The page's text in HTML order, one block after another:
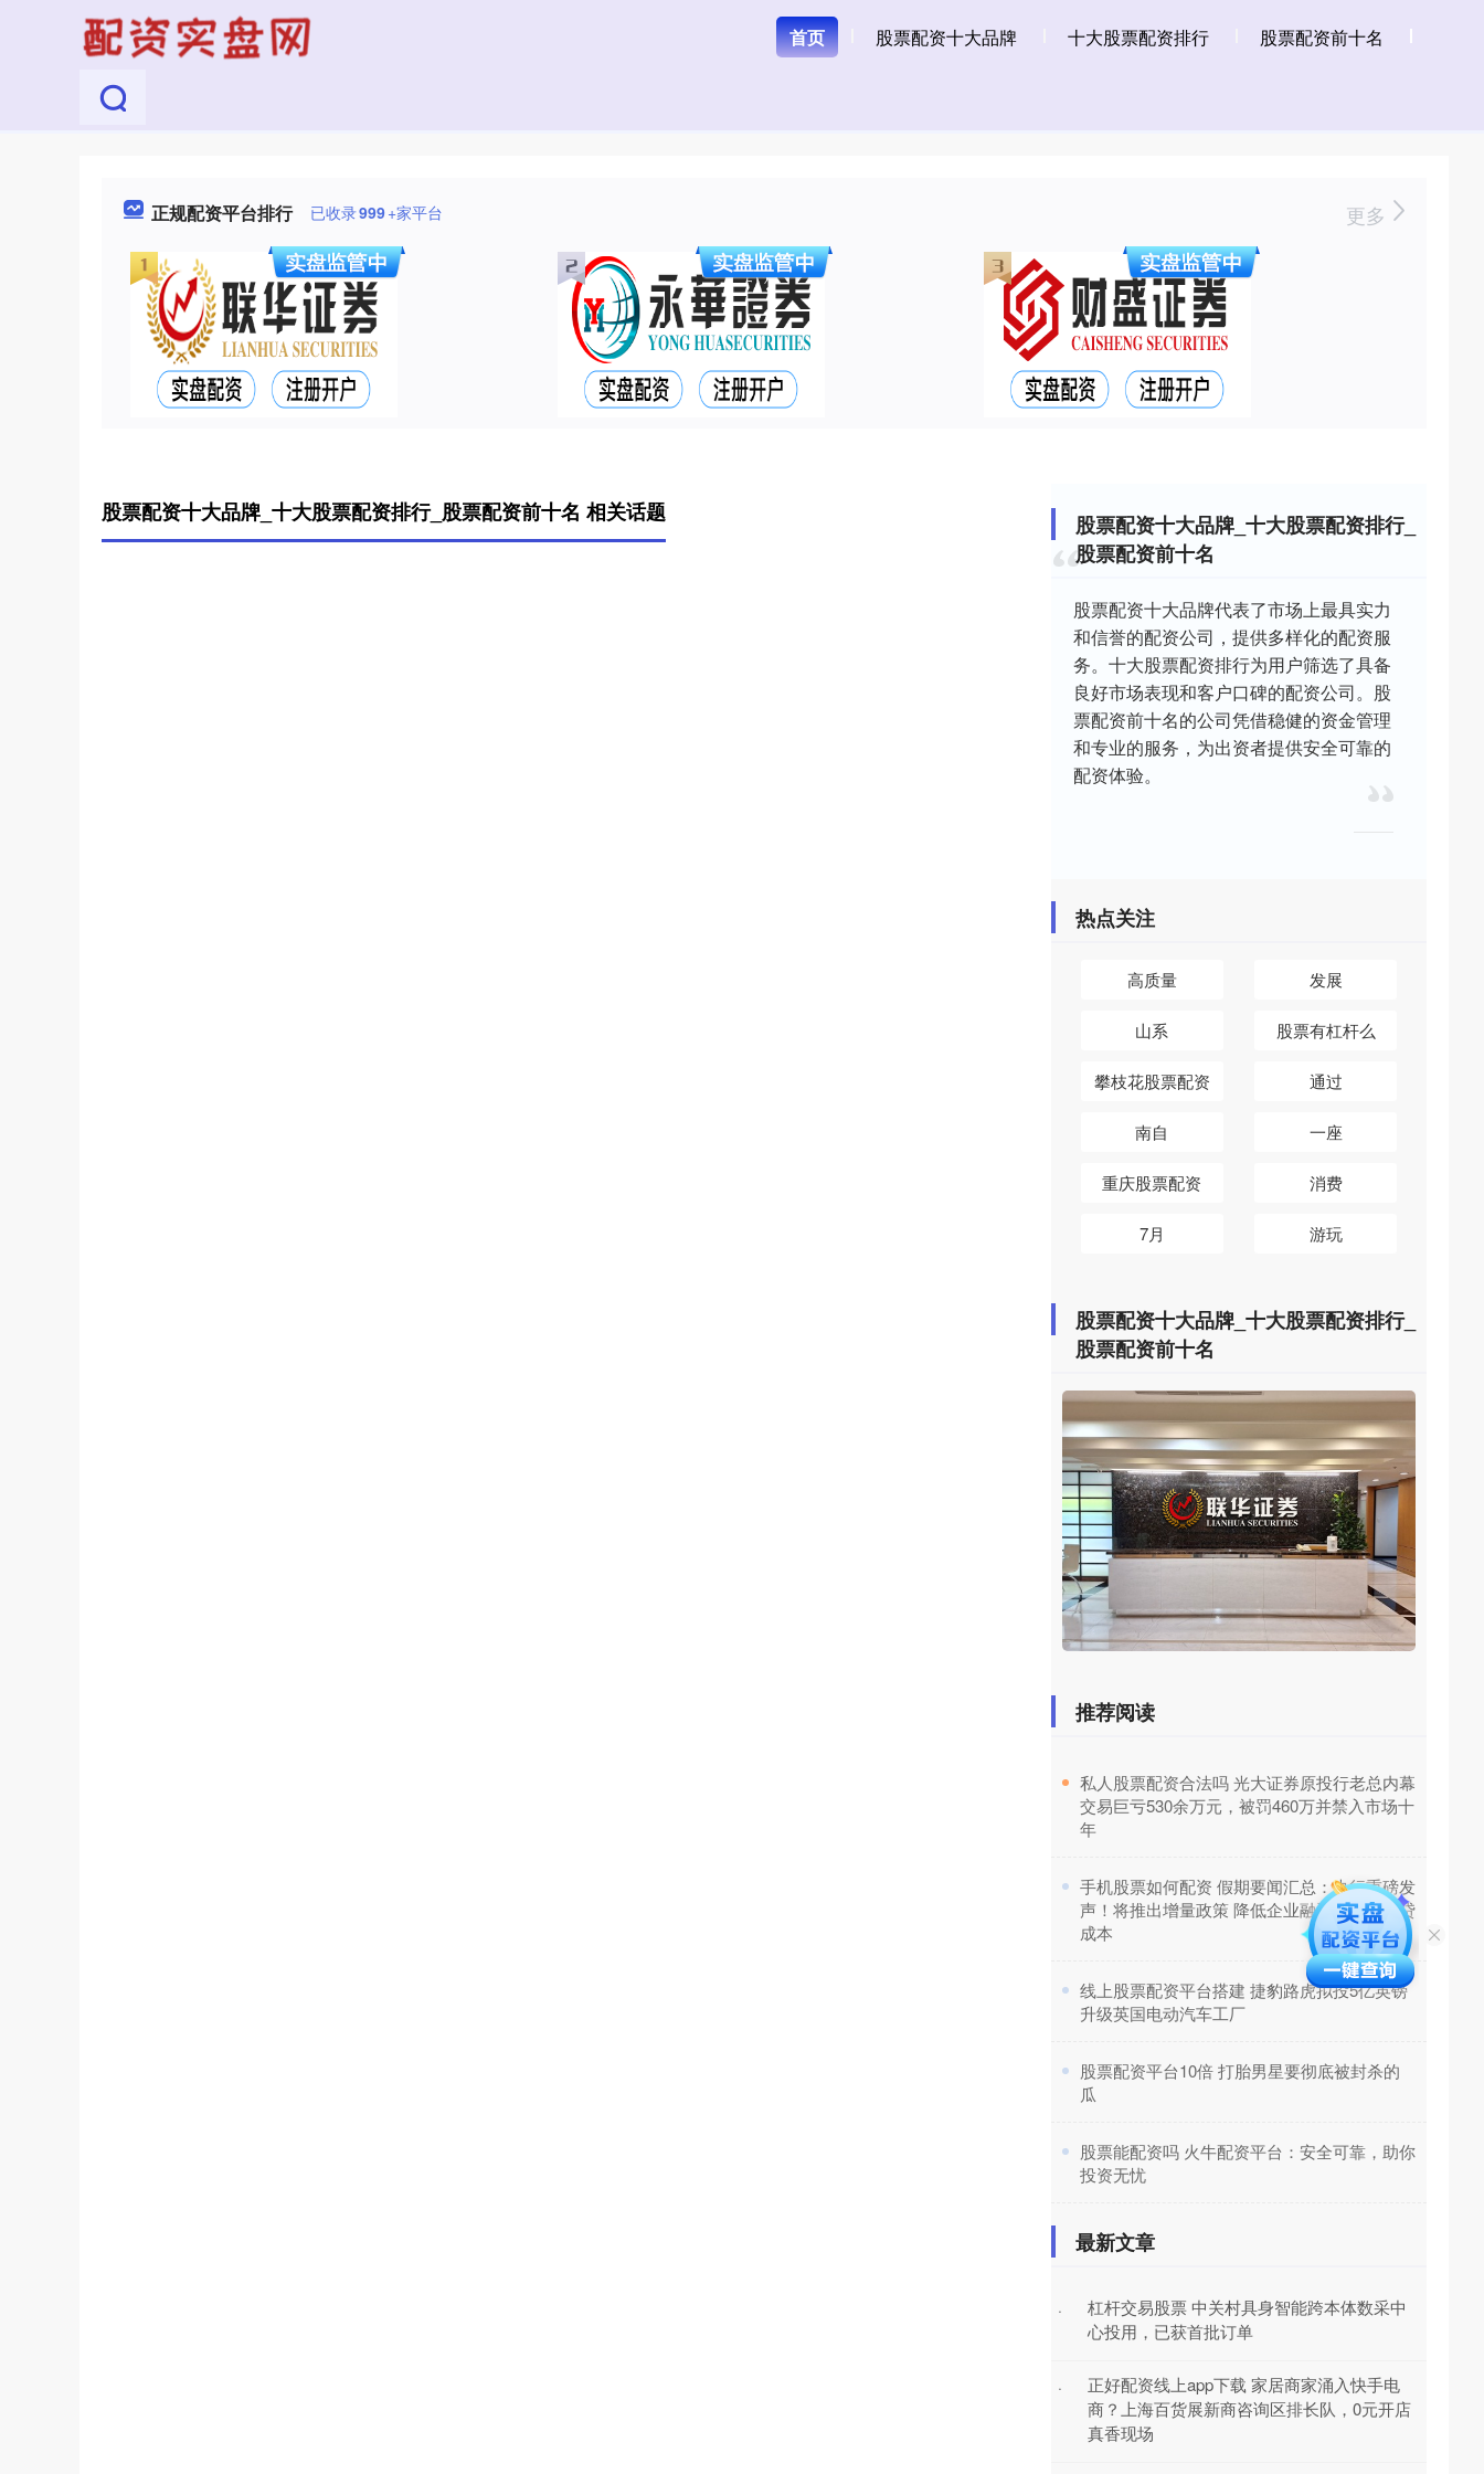
首页 股票配资十大品牌 十大股票配资排行 股票配资前十名
正规配资平台排行 已收录999+家平台 更多
股票配资十大品牌_十大股票配资排行_股票配资前十名 相关话题
股票配资十大品牌_十大股票配资排行_
股票配资前十名
股票配资十大品牌代表了市场上最具实力
和信誉的配资公司，提供多样化的配资服
务。十大股票配资排行为用户筛选了具备
良好市场表现和客户口碑的配资公司。股
票配资前十名的公司凭借稳健的资金管理
和专业的服务，为出资者提供安全可靠的
配资体验。
热点关注
高质量 发展
山系 股票有杠杆么
攀枝花股票配资 通过
南自 一座
重庆股票配资 消费
7月 游玩
股票配资十大品牌_十大股票配资排行_
股票配资前十名
推荐阅读
​私人股票配资合法吗 光大证券原投行老总内幕
交易巨亏530余万元，被罚460万并禁入市场十
年
​手机股票如何配资 假期要闻汇总：央行重磅发
声！将推出增量政策 降低企业融资和居民信贷
成本
​线上股票配资平台搭建 捷豹路虎拟投5亿英镑
升级英国电动汽车工厂
​股票配资平台10倍 打胎男星要彻底被封杀的
瓜
​股票能配资吗 火牛配资平台：安全可靠，助你
投资无忧
最新文章
·
杠杆交易股票 中关村具身智能跨本体数采中
心投用，已获首批订单
·
正好配资线上app下载 家居商家涌入快手电
商？上海百货展新商咨询区排长队，0元开店
真香现场